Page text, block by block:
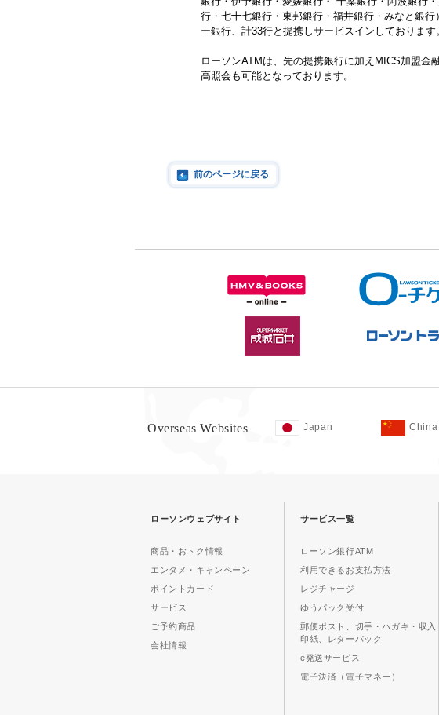
行・七十七銀行・東邦銀行・福井銀行・みなと銀
ー銀行、計33行と提携しサービスインしております
ローソンATMは、先の提携銀行に加えMICS加盟金
高照会も可能となっております。
前のページに戻る
Overseas Websites Japan China
ローソンウェブサイト
商品・おトク情報
エンタメ・キャンペーン
ポイントカード
サービス
ご予約商品
会社情報
サービス一覧
ローソン銀行ATM
利用できるお支払方法
レジチャージ
ゆうパック受付
郵便ポスト、切手・ハガキ・収入
印紙、レターパック
e発送サービス
電子決済（電子マネー）